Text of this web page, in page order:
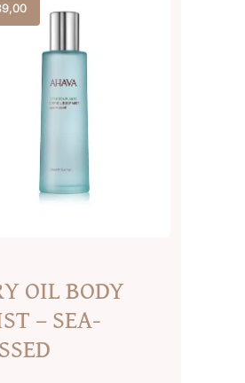
OIL BODY
– SEA-